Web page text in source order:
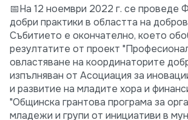
📅На 12 ноември 2022 г. се проведе
добри практики в областта на
Събитието е окончателно, което
резултатите от проект
овластяване на координаторите
изпълняван от Асоциация за
и развитие на младите хора и
"Общинска грантова програма за
младежи и групи от инициативи в